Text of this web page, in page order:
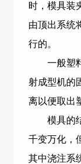
时，模具装
由顶出系统
行的。
一般塑
射成型机的
离以便取出
模具的
千变万化，
其中浇注系